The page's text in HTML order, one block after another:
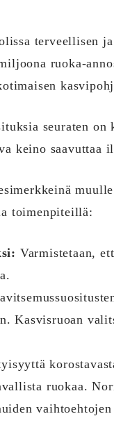
terveellisen
ruoka-
seuraten
keino saavuttaa
toimenpiteillä:
Varmistetaan,
Kasvisruoan
ruokaa.
vaihtoehtojen